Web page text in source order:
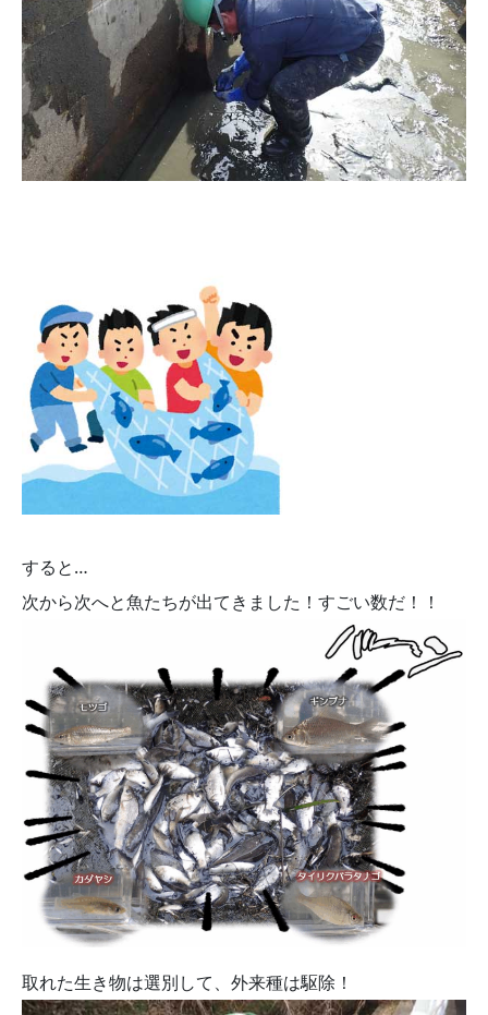
すると…
次から次へと魚たちが出てきました！すごい数だ！！
取れた生き物は選別して、外来種は駆除！